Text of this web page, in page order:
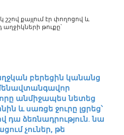
քայլում էր փողոցով և
թուքը՝
բերեցին կանանց
անմիջապես նետեց
և սառցե ջուրը լցրեց՝
դա ձեռնադրություն. նա
չուներ, թե